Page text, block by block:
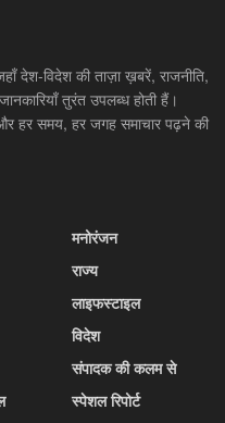
विदेश की ताज़ा ख़बरें, राजनीति,
तुरंत उपलब्ध होती हैं।
हर समय, हर जगह समाचार पढ़ने की
मनोरंजन
राज्य
लाइफस्टाइल
विदेश
संपादक की कलम से
स्पेशल रिपोर्ट